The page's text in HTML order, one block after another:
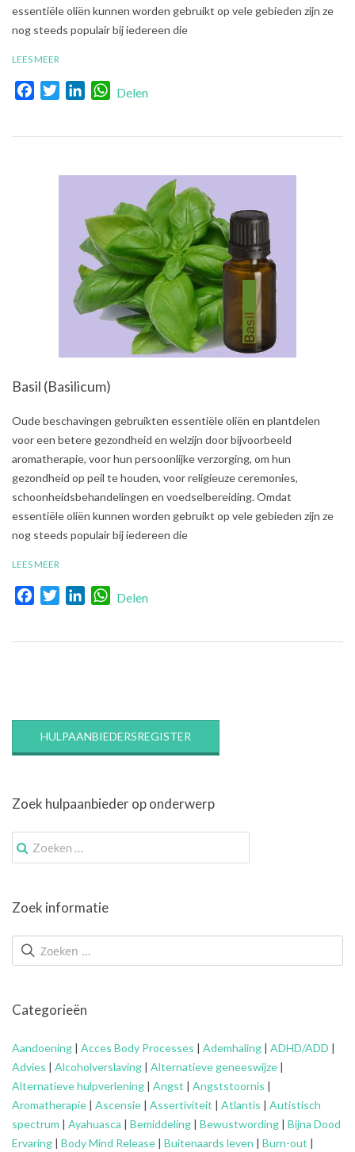
essentiële oliën kunnen worden gebruikt op vele gebieden zijn ze
nog steeds populair bij iedereen die
LEES MEER
FacebookTwitterLinkedInWhatsApp
Delen
Basil (Basilicum)
2021-
Oude beschavingen gebruikten essentiële oliën en plantdelen
voor een betere gezondheid en welzijn door bijvoorbeeld
aromatherapie, voor hun persoonlijke verzorging, om hun
gezondheid op peil te houden, voor religieuze ceremonies,
schoonheidsbehandelingen en voedselbereiding. Omdat
essentiële oliën kunnen worden gebruikt op vele gebieden zijn ze
nog steeds populair bij iedereen die
LEES MEER
FacebookTwitterLinkedInWhatsApp
Delen
HULPAANBIEDERSREGISTER
Zoek hulpaanbieder op onderwerp
Zoek
naar:
Zoek informatie
Categorieën
Aandoening | Acces Body Processes | Ademhaling | ADHD/ADD |
Advies | Alcoholverslaving | Alternatieve geneeswijze |
Alternatieve hulpverlening | Angst | Angststoornis |
Aromatherapie | Ascensie | Assertiviteit | Atlantis | Autistisch
spectrum | Ayahuasca | Bemiddeling | Bewustwording | Bijna Dood
Ervaring | Body Mind Release | Buitenaards leven | Burn-out |